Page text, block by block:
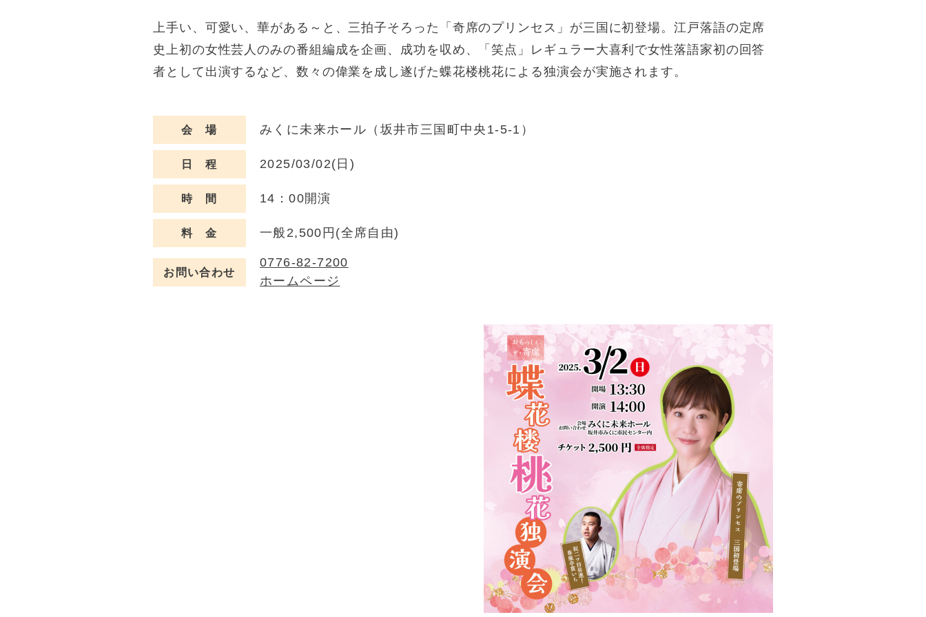
上手い、可愛い、華がある～と、三拍子そろった「奇席のプリンセス」が三国に初登場。江戸落語の定席
史上初の女性芸人のみの番組編成を企画、成功を収め、「笑点」レギュラー大喜利で女性落語家初の回答
者として出演するなど、数々の偉業を成し遂げた蝶花楼桃花による独演会が実施されます。
会 場 みくに未来ホール（坂井市三国町中央1-5-1）
日 程 2025/03/02(日)
時 間 14：00開演
料 金 一般2,500円(全席自由)
お問い合わせ
0776-82-7200
ホームページ